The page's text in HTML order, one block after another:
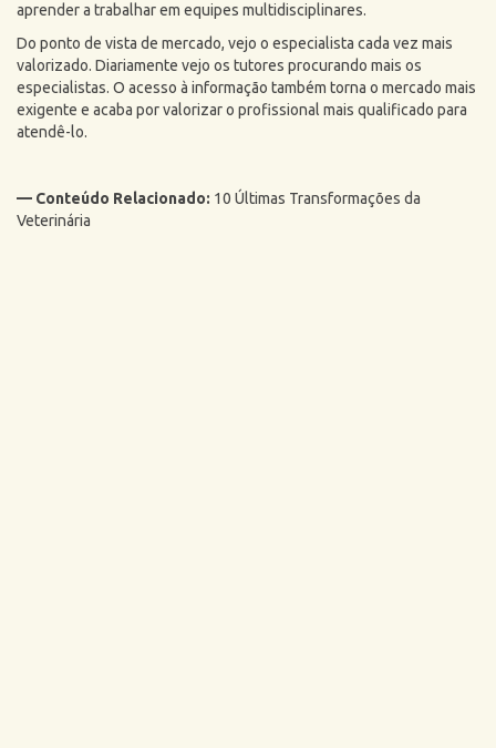
aprender a trabalhar em equipes multidisciplinares.
Do ponto de vista de mercado, vejo o especialista cada vez mais
valorizado. Diariamente vejo os tutores procurando mais os
especialistas. O acesso à informação também torna o mercado mais
exigente e acaba por valorizar o profissional mais qualificado para
atendê-lo.
— Conteúdo Relacionado: 10 Últimas Transformações da
Veterinária